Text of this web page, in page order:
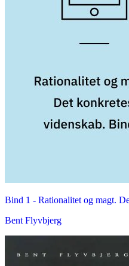
Bind 1 - Rationalitet og magt.
Bent Flyvbjerg